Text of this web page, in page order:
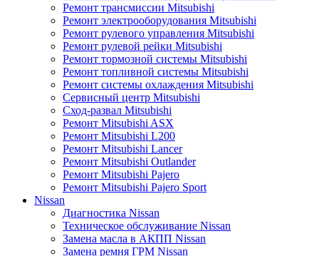
Ремонт трансмиссии Mitsubishi
Ремонт электрооборудования Mitsubishi
Ремонт рулевого управления Mitsubishi
Ремонт рулевой рейки Mitsubishi
Ремонт тормозной системы Mitsubishi
Ремонт топливной системы Mitsubishi
Ремонт системы охлаждения Mitsubishi
Сервисный центр Mitsubishi
Сход-развал Mitsubishi
Ремонт Mitsubishi ASX
Ремонт Mitsubishi L200
Ремонт Mitsubishi Lancer
Ремонт Mitsubishi Outlander
Ремонт Mitsubishi Pajero
Ремонт Mitsubishi Pajero Sport
Nissan
Диагностика Nissan
Техническое обслуживание Nissan
Замена масла в АКПП Nissan
Замена ремня ГРМ Nissan